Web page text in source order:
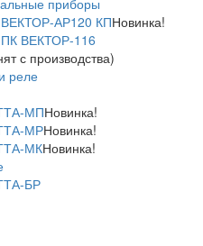
приборы
АР120 КПНовинка!
ВЕКТОР-116
с производства)
реле
МПНовинка!
МРНовинка!
МКНовинка!
БР